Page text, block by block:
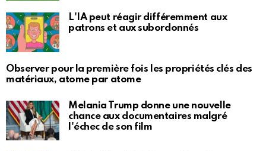
L'IA peut réagir différemment aux
patrons et aux subordonnés
Observer pour la première fois les propriétés clés des
matériaux, atome par atome
Melania Trump donne une nouvelle
chance aux documentaires malgré
l'échec de son film